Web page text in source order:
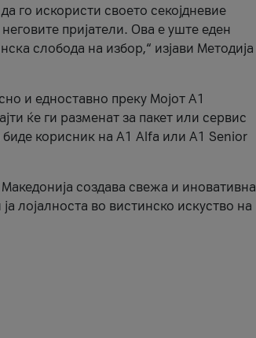
го искористи своето секојдневие
пријатели. Ова е уште еден
слобода на избор,“ изјави Методија
и едноставно преку Мојот А1
ќе ги разменат за пакет или сервис
биде корисник на А1 Alfa или A1 Senior
создава свежа и иновативна
лојалноста во вистинско искуство на